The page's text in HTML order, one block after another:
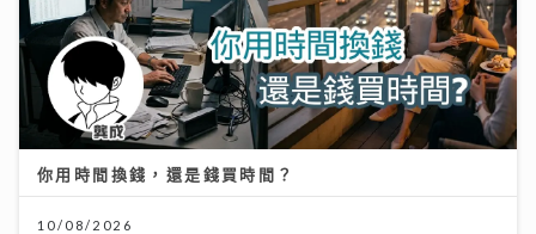
你用時間換錢，還是錢買時間？
10/08/2026